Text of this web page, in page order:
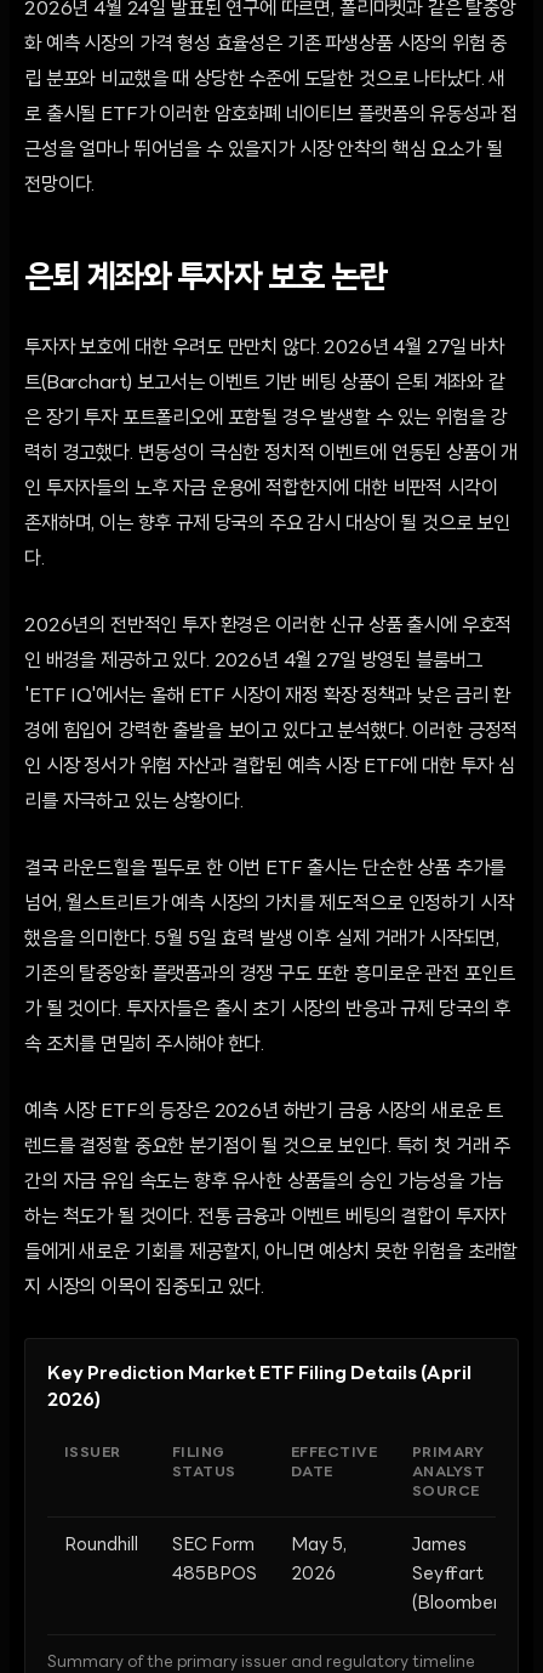
2026년 4월 24일 발표된 연구에 따르면, 폴리마켓과 같은 탈중앙
화 예측 시장의 가격 형성 효율성은 기존 파생상품 시장의 위험 중
립 분포와 비교했을 때 상당한 수준에 도달한 것으로 나타났다. 새
로 출시될 ETF가 이러한 암호화폐 네이티브 플랫폼의 유동성과 접
근성을 얼마나 뛰어넘을 수 있을지가 시장 안착의 핵심 요소가 될
전망이다.
은퇴 계좌와 투자자 보호 논란
투자자 보호에 대한 우려도 만만치 않다. 2026년 4월 27일 바차
트(Barchart) 보고서는 이벤트 기반 베팅 상품이 은퇴 계좌와 같
은 장기 투자 포트폴리오에 포함될 경우 발생할 수 있는 위험을 강
력히 경고했다. 변동성이 극심한 정치적 이벤트에 연동된 상품이 개
인 투자자들의 노후 자금 운용에 적합한지에 대한 비판적 시각이
존재하며, 이는 향후 규제 당국의 주요 감시 대상이 될 것으로 보인
다.
2026년의 전반적인 투자 환경은 이러한 신규 상품 출시에 우호적
인 배경을 제공하고 있다. 2026년 4월 27일 방영된 블룸버그
'ETF IQ'에서는 올해 ETF 시장이 재정 확장 정책과 낮은 금리 환
경에 힘입어 강력한 출발을 보이고 있다고 분석했다. 이러한 긍정적
인 시장 정서가 위험 자산과 결합된 예측 시장 ETF에 대한 투자 심
리를 자극하고 있는 상황이다.
결국 라운드힐을 필두로 한 이번 ETF 출시는 단순한 상품 추가를
넘어, 월스트리트가 예측 시장의 가치를 제도적으로 인정하기 시작
했음을 의미한다. 5월 5일 효력 발생 이후 실제 거래가 시작되면,
기존의 탈중앙화 플랫폼과의 경쟁 구도 또한 흥미로운 관전 포인트
가 될 것이다. 투자자들은 출시 초기 시장의 반응과 규제 당국의 후
속 조치를 면밀히 주시해야 한다.
예측 시장 ETF의 등장은 2026년 하반기 금융 시장의 새로운 트
렌드를 결정할 중요한 분기점이 될 것으로 보인다. 특히 첫 거래 주
간의 자금 유입 속도는 향후 유사한 상품들의 승인 가능성을 가늠
하는 척도가 될 것이다. 전통 금융과 이벤트 베팅의 결합이 투자자
들에게 새로운 기회를 제공할지, 아니면 예상치 못한 위험을 초래할
지 시장의 이목이 집중되고 있다.
Key Prediction Market ETF Filing Details (April
2026)
ISSUER
FILING
STATUS
EFFECTIVE
DATE
PRIMARY
ANALYST
SOURCE
Roundhill
SEC Form
485BPOS
May 5,
2026
James
Seyffart
(Bloomberg)
Summary of the primary issuer and regulatory timeline